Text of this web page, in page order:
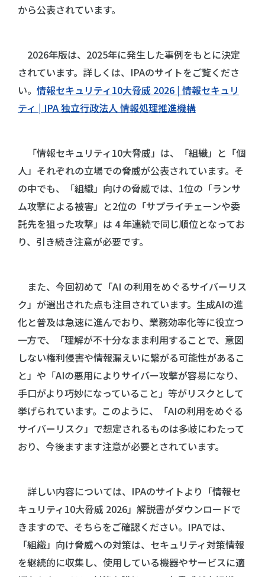
から公表されています。
2026年版は、2025年に発生した事例をもとに決定
されています。詳しくは、IPAのサイトをご覧くださ
い。 情報セキュリティ10大脅威 2026 | 情報セキュリ
ティ | IPA 独立行政法人 情報処理推進機構
「情報セキュリティ10大脅威」は、「組織」と「個
人」それぞれの立場での脅威が公表されています。そ
の中でも、「組織」向けの脅威では、1位の「ランサ
ム攻撃による被害」と2位の「サプライチェーンや委
託先を狙った攻撃」は 4 年連続で同じ順位となってお
り、引き続き注意が必要です。
また、今回初めて「AI の利用をめぐるサイバーリス
ク」が選出された点も注目されています。生成AIの進
化と普及は急速に進んでおり、業務効率化等に役立つ
一方で、「理解が不十分なまま利用することで、意図
しない権利侵害や情報漏えいに繋がる可能性があるこ
と」や「AIの悪用によりサイバー攻撃が容易になり、
手口がより巧妙になっていること」等がリスクとして
挙げられています。このように、「AIの利用をめぐる
サイバーリスク」で想定されるものは多岐にわたって
おり、今後ますます注意が必要とされています。
詳しい内容については、IPAのサイトより「情報セ
キュリティ10大脅威 2026」解説書がダウンロードで
きますので、そちらをご確認ください。IPAでは、
「組織」向け脅威への対策は、セキュリティ対策情報
を継続的に収集し、使用している機器やサービスに適